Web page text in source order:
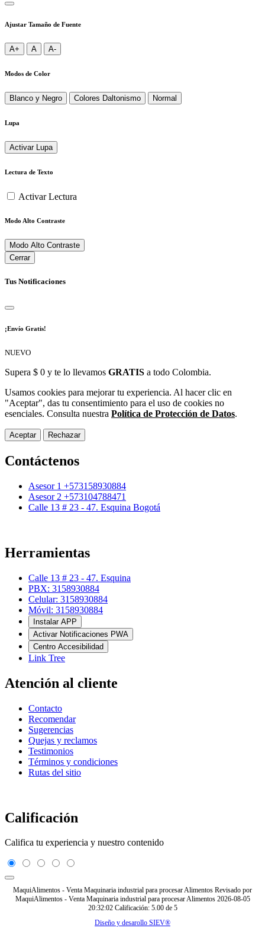
Ajustar Tamaño de Fuente
A+ A A-
Modos de Color
Blanco y Negro Colores Daltonismo Normal
Lupa
Activar Lupa
Lectura de Texto
Activar Lectura
Modo Alto Contraste
Modo Alto Contraste
Cerrar
Tus Notificaciones
¡Envío Gratis!
NUEVO
Supera $ 0 y te lo llevamos GRATIS a todo Colombia.
Usamos cookies para mejorar tu experiencia. Al hacer clic en
"Aceptar", das tu consentimiento para el uso de cookies no
esenciales. Consulta nuestra Política de Protección de Datos.
Aceptar Rechazar
Contáctenos
Asesor 1 +573158930884
Asesor 2 +573104788471
Calle 13 # 23 - 47. Esquina Bogotá
Herramientas
Calle 13 # 23 - 47. Esquina
PBX: 3158930884
Celular: 3158930884
Móvil: 3158930884
Instalar APP
Activar Notificaciones PWA
Centro Accesibilidad
Link Tree
Atención al cliente
Contacto
Recomendar
Sugerencias
Quejas y reclamos
Testimonios
Términos y condiciones
Rutas del sitio
Calificación
Califica tu experiencia y nuestro contenido
MaquiAlimentos - Venta Maquinaria industrial para procesar Alimentos Revisado por
MaquiAlimentos - Venta Maquinaria industrial para procesar Alimentos 2026-08-05
20:32:02 Calificación: 5.00 de 5
Diseño y desarollo SIEV®